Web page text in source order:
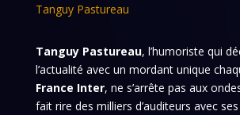
Tanguy Pastureau
Tanguy Pastureau, l’humoriste qui
l’actualité avec un mordant unique
France Inter, ne s’arrête pas aux
fait rire des milliers d’auditeurs avec